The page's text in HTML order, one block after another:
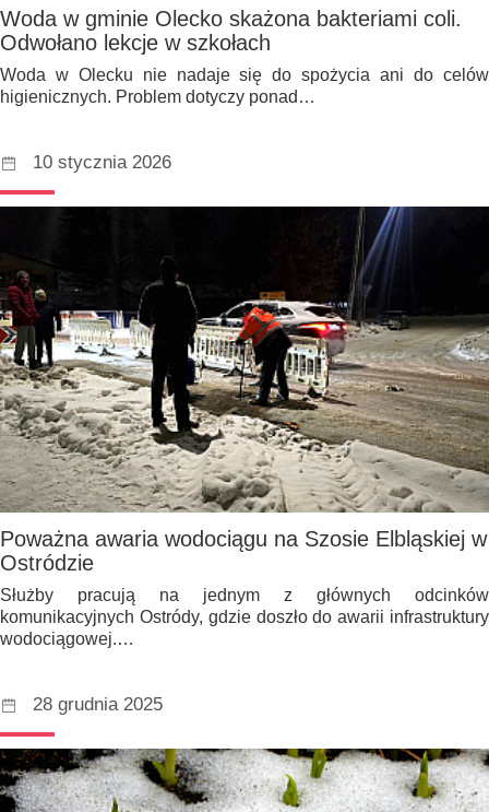
Woda w gminie Olecko skażona bakteriami coli.
Odwołano lekcje w szkołach
Woda w Olecku nie nadaje się do spożycia ani do celów
higienicznych. Problem dotyczy ponad…
10 stycznia 2026
Poważna awaria wodociągu na Szosie Elbląskiej w
Ostródzie
Służby pracują na jednym z głównych odcinków
komunikacyjnych Ostródy, gdzie doszło do awarii infrastruktury
wodociągowej.…
28 grudnia 2025